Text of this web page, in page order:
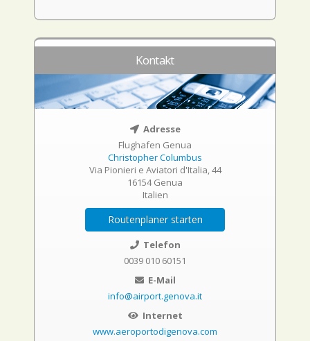
Kontakt
Adresse
Flughafen Genua
Christopher Columbus
Via Pionieri e Aviatori d'Italia, 44
16154 Genua
Italien
Routenplaner starten
Telefon
0039 010 60151
E-Mail
info@airport.genova.it
Internet
www.aeroportodigenova.com